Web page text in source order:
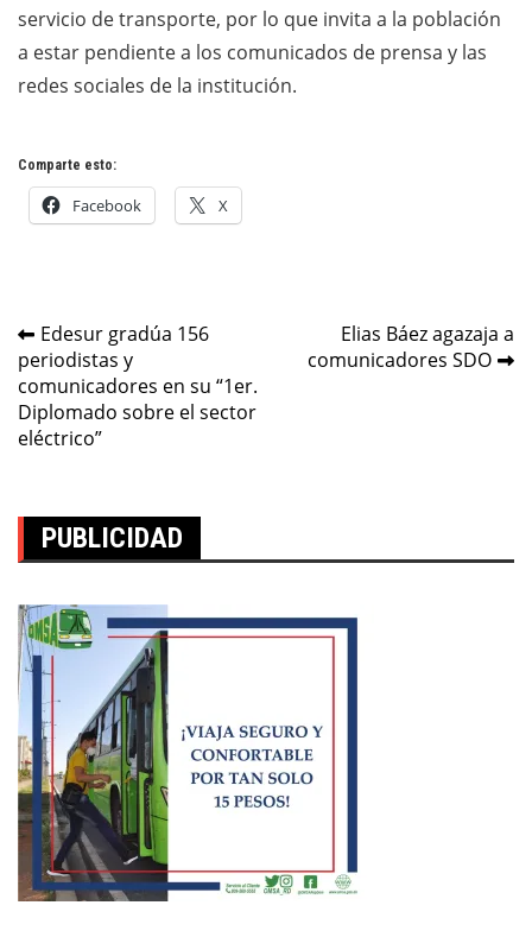
servicio de transporte, por lo que invita a la población
a estar pendiente a los comunicados de prensa y las
redes sociales de la institución.
Comparte esto:
Facebook X
Navegación
de
entradas
Edesur gradúa 156
periodistas y
comunicadores en su “1er.
Diplomado sobre el sector
eléctrico”
Elias Báez agazaja a
comunicadores SDO
PUBLICIDAD